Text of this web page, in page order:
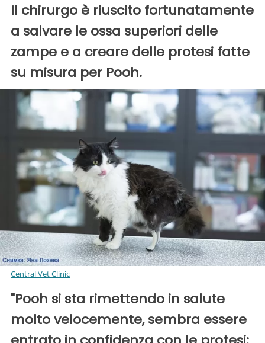
Il chirurgo è riuscito fortunatamente
a salvare le ossa superiori delle
zampe e a creare delle protesi fatte
su misura per Pooh.
Central Vet Clinic
"Pooh si sta rimettendo in salute
molto velocemente, sembra essere